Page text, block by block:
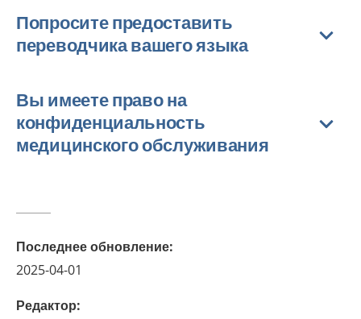
Попросите предоставить
переводчика вашего языка
Вы имеете право на
конфиденциальность
медицинского обслуживания
Последнее обновление:
2025-04-01
Редактор: